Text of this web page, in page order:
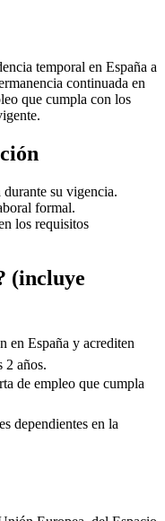
temporal en España a
continuada en
que cumpla con los
su vigencia.
formal.
los requisitos
(incluye
en España y acrediten
2 años.
de empleo que cumpla
dependientes en la